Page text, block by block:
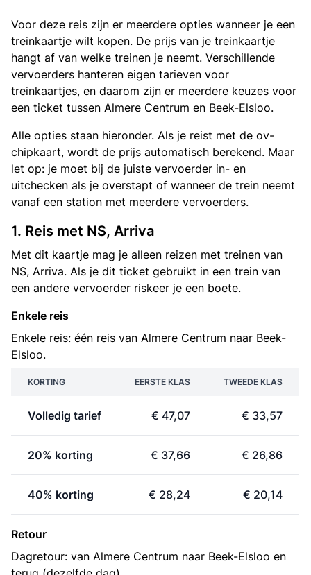
Voor deze reis zijn er meerdere opties wanneer je een
treinkaartje wilt kopen. De prijs van je treinkaartje
hangt af van welke treinen je neemt. Verschillende
vervoerders hanteren eigen tarieven voor
treinkaartjes, en daarom zijn er meerdere keuzes voor
een ticket tussen Almere Centrum en Beek-Elsloo.
Alle opties staan hieronder. Als je reist met de ov-
chipkaart, wordt de prijs automatisch berekend. Maar
let op: je moet bij de juiste vervoerder in- en
uitchecken als je overstapt of wanneer de trein neemt
vanaf een station met meerdere vervoerders.
1. Reis met NS, Arriva
Met dit kaartje mag je alleen reizen met treinen van
NS, Arriva. Als je dit ticket gebruikt in een trein van
een andere vervoerder riskeer je een boete.
Enkele reis
Enkele reis: één reis van Almere Centrum naar Beek-
Elsloo.
KORTING EERSTE KLAS TWEEDE KLAS
Volledig tarief € 47,07 € 33,57
20% korting € 37,66 € 26,86
40% korting € 28,24 € 20,14
Retour
Dagretour: van Almere Centrum naar Beek-Elsloo en